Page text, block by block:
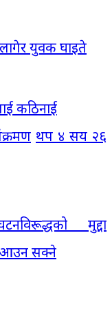
युवक घाइते
कठिनाई
थप ४ सय २६
मुद्दा
आउन सक्ने